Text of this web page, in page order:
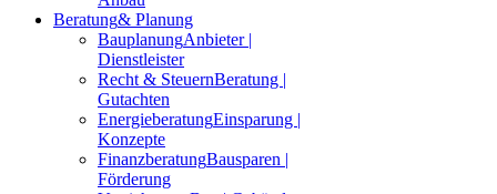
Beratung& Planung
BauplanungAnbieter |
Dienstleister
Recht & SteuernBeratung |
Gutachten
EnergieberatungEinsparung |
Konzepte
FinanzberatungBausparen |
Förderung